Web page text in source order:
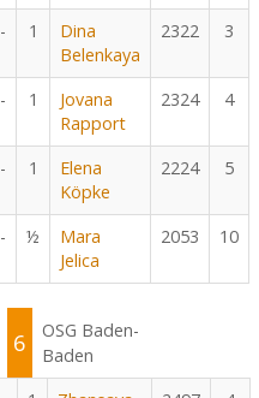
- 1
Dina
Belenkaya
2322 3
- 1
Jovana
Rapport
2324 4
- 1
Elena
Köpke
2224 5
- ½
Mara
Jelica
2053 10
6
OSG Baden-
Baden